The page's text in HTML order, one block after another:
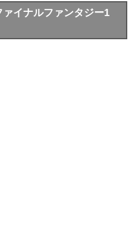
イナルファンタジー1